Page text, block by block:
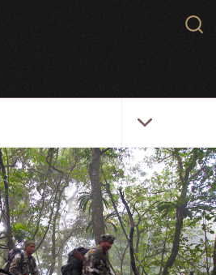
Menu
สัตว์ป่า
พื้นที่ธรรมชาติ
ความคิดริเริ่ม